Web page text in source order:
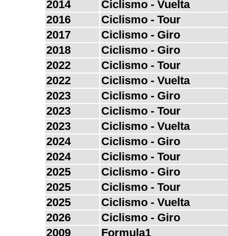
2014
Ciclismo - Vuelta
2016
Ciclismo - Tour
2017
Ciclismo - Giro
2018
Ciclismo - Giro
2022
Ciclismo - Tour
2022
Ciclismo - Vuelta
2023
Ciclismo - Giro
2023
Ciclismo - Tour
2023
Ciclismo - Vuelta
2024
Ciclismo - Giro
2024
Ciclismo - Tour
2025
Ciclismo - Giro
2025
Ciclismo - Tour
2025
Ciclismo - Vuelta
2026
Ciclismo - Giro
2009
Formula1